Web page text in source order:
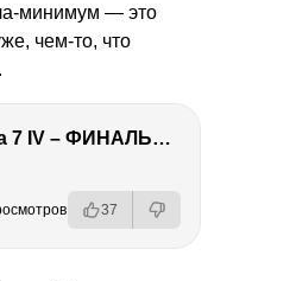
минимум — это
чем-то, что
Sony Alpha 7 IV – ФИНАЛЬНЫЙ ОБЗОР
37